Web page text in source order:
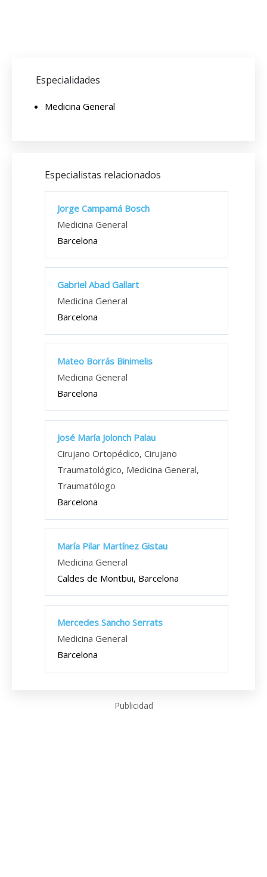
Especialidades
Medicina General
Especialistas relacionados
Jorge Campamá Bosch
Medicina General
Barcelona
Gabriel Abad Gallart
Medicina General
Barcelona
Mateo Borrás Binimelis
Medicina General
Barcelona
José María Jolonch Palau
Cirujano Ortopédico, Cirujano
Traumatológico, Medicina General,
Traumatólogo
Barcelona
María Pilar Martínez Gistau
Medicina General
Caldes de Montbui, Barcelona
Mercedes Sancho Serrats
Medicina General
Barcelona
Publicidad